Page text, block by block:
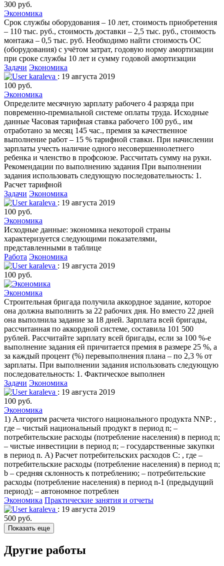
300 руб.
Экономика
Срок службы оборудования – 10 лет, стоимость приобретения
– 110 тыс. руб., стоимость доставки – 2,5 тыс. руб., стоимость
монтажа – 0,5 тыс. руб. Необходимо найти стоимость ОС
(оборудования) с учётом затрат, годовую норму амортизации
при сроке службы 10 лет и сумму годовой амортизации
Задачи Экономика
karaleva : 19 августа 2019
100 руб.
Экономика
Определите месячную зарплату рабочего 4 разряда при
повременно-премиальной системе оплаты труда. Исходные
данные Часовая тарифная ставка рабочего 100 руб., им
отработано за месяц 145 час., премия за качественное
выполнение работ – 15 % тарифной ставки. При начислении
зарплаты учесть наличие одного несовершеннолетнего
ребенка и членство в профсоюзе. Рассчитать сумму на руки.
Рекомендации по выполнению задания При выполнении
задания использовать следующую последовательность: 1.
Расчет тарифной
Задачи Экономика
karaleva : 19 августа 2019
100 руб.
Экономика
Исходные данные: экономика некоторой страны
характеризуется следующими показателями,
представленными в таблице
Работа Экономика
karaleva : 19 августа 2019
100 руб.
Экономика
Строительная бригада получила аккордное задание, которое
она должна выполнить за 22 рабочих дня. Но вместо 22 дней
она выполнила задание за 18 дней. Зарплата всей бригады,
рассчитанная по аккордной системе, составила 101 500
рублей. Рассчитайте зарплату всей бригады, если за 100 %-е
выполнение задания ей причитается премия в размере 25 %, а
за каждый процент (%) перевыполнения плана – по 2,3 % от
зарплаты. При выполнении задания использовать следующую
последовательность: 1. Фактическое выполнен
Задачи Экономика
karaleva : 19 августа 2019
100 руб.
Экономика
1) Алгоритм расчета чистого национального продукта NNP: ,
где – чистый национальный продукт в период n; –
потребительские расходы (потребление населения) в период n;
– чистые инвестиции в период n; – государственные закупки
в период n. А) Расчет потребительских расходов C: , где –
потребительские расходы (потребление населения) в период n;
b – средняя склонность к потреблению; – потребительские
расходы (потребление населения) в период n-1 (предыдущий
период); – автономное потреблен
Экономика Практические занятия и отчеты
karaleva : 19 августа 2019
500 руб.
Показать еще
Другие работы